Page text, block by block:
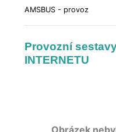
AMSBUS - provoz
Provozní
INTERNETU
Obrázek